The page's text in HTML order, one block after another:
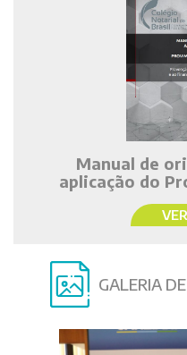
Manual de
aplicação do
GALERIA DE